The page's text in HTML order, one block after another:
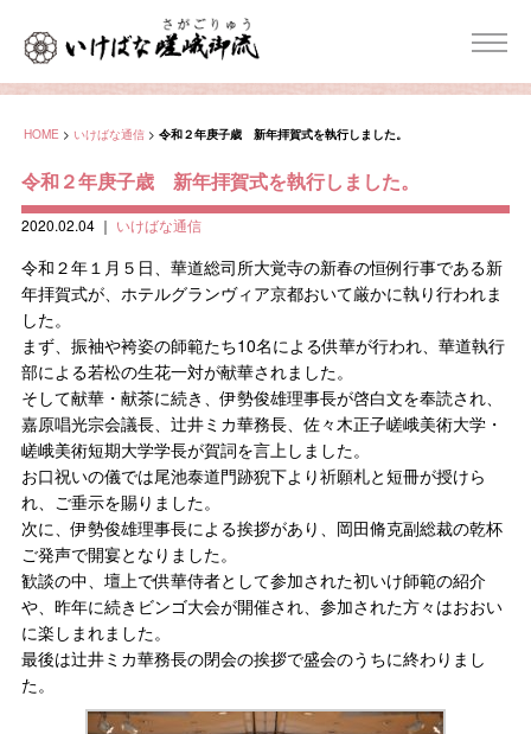
HOME > いけばな通信 > 令和２年庚子歳 新年拝賀式を執行しました。
令和２年庚子歳 新年拝賀式を執行しました。
2020.02.04｜ いけばな通信
令和２年１月５日、華道総司所大覚寺の新春の恒例行事である新
年拝賀式が、ホテルグランヴィア京都おいて厳かに執り行われま
した。
まず、振袖や袴姿の師範たち10名による供華が行われ、華道執行
部による若松の生花一対が献華されました。
そして献華・献茶に続き、伊勢俊雄理事長が啓白文を奉読され、
嘉原唱光宗会議長、辻󠄀井ミカ華務長、佐々木正子嵯峨美術大学・
嵯峨美術短期大学学長が賀詞を言上しました。
お口祝いの儀では尾池泰道門跡猊下より祈願札と短冊が授けら
れ、ご垂示を賜りました。
次に、伊勢俊雄理事長による挨拶があり、岡田脩克副総裁の乾杯
ご発声で開宴となりました。
歓談の中、壇上で供華侍者として参加された初いけ師範の紹介
や、昨年に続きビンゴ大会が開催され、参加された方々はおおい
に楽しまれました。
最後は辻󠄀井ミカ華務長の閉会の挨拶で盛会のうちに終わりまし
た。